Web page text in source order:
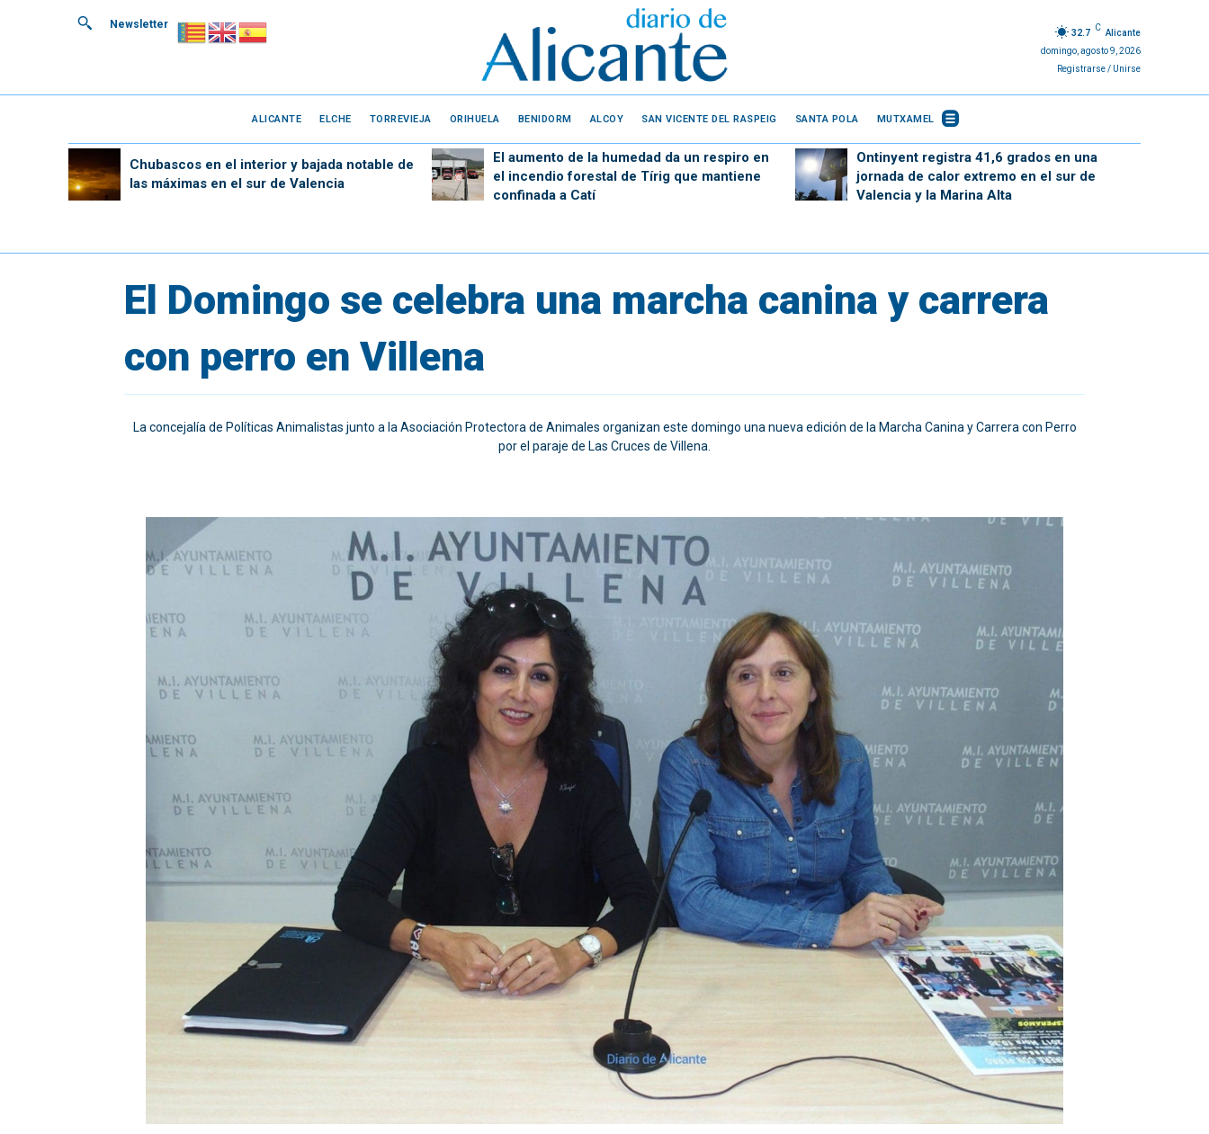
Newsletter
32.7
C
Alicante
domingo, agosto 9, 2026
Registrarse / Unirse
ALICANTE ELCHE TORREVIEJA ORIHUELA BENIDORM ALCOY SAN VICENTE DEL RASPEIG SANTA POLA MUTXAMEL
Chubascos en el interior y bajada notable de
las máximas en el sur de Valencia
El aumento de la humedad da un respiro en
el incendio forestal de Tírig que mantiene
confinada a Catí
Ontinyent registra 41,6 grados en una
jornada de calor extremo en el sur de
Valencia y la Marina Alta
El Domingo se celebra una marcha canina y carrera
con perro en Villena
La concejalía de Políticas Animalistas junto a la Asociación Protectora de Animales organizan este domingo una nueva edición de la Marcha Canina y Carrera con Perro
por el paraje de Las Cruces de Villena.